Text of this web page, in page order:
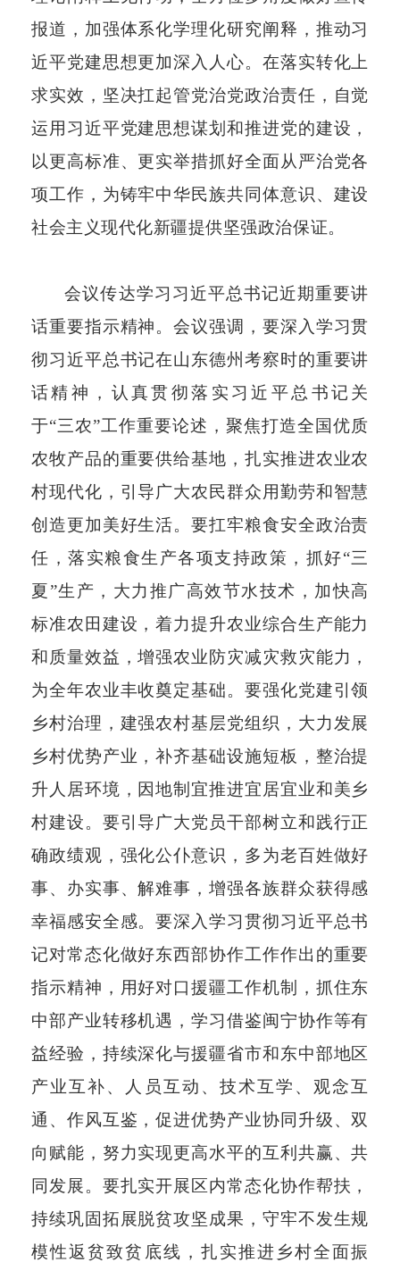
报道，加强体系化学理化研究阐释，推动习
近平党建思想更加深入人心。在落实转化上
求实效，坚决扛起管党治党政治责任，自觉
运用习近平党建思想谋划和推进党的建设，
以更高标准、更实举措抓好全面从严治党各
项工作，为铸牢中华民族共同体意识、建设
社会主义现代化新疆提供坚强政治保证。
会议传达学习习近平总书记近期重要讲
话重要指示精神。会议强调，要深入学习贯
彻习近平总书记在山东德州考察时的重要讲
话精神，认真贯彻落实习近平总书记关
于“三农”工作重要论述，聚焦打造全国优质
农牧产品的重要供给基地，扎实推进农业农
村现代化，引导广大农民群众用勤劳和智慧
创造更加美好生活。要扛牢粮食安全政治责
任，落实粮食生产各项支持政策，抓好“三
夏”生产，大力推广高效节水技术，加快高
标准农田建设，着力提升农业综合生产能力
和质量效益，增强农业防灾减灾救灾能力，
为全年农业丰收奠定基础。要强化党建引领
乡村治理，建强农村基层党组织，大力发展
乡村优势产业，补齐基础设施短板，整治提
升人居环境，因地制宜推进宜居宜业和美乡
村建设。要引导广大党员干部树立和践行正
确政绩观，强化公仆意识，多为老百姓做好
事、办实事、解难事，增强各族群众获得感
幸福感安全感。要深入学习贯彻习近平总书
记对常态化做好东西部协作工作作出的重要
指示精神，用好对口援疆工作机制，抓住东
中部产业转移机遇，学习借鉴闽宁协作等有
益经验，持续深化与援疆省市和东中部地区
产业互补、人员互动、技术互学、观念互
通、作风互鉴，促进优势产业协同升级、双
向赋能，努力实现更高水平的互利共赢、共
同发展。要扎实开展区内常态化协作帮扶，
持续巩固拓展脱贫攻坚成果，守牢不发生规
模性返贫致贫底线，扎实推进乡村全面振